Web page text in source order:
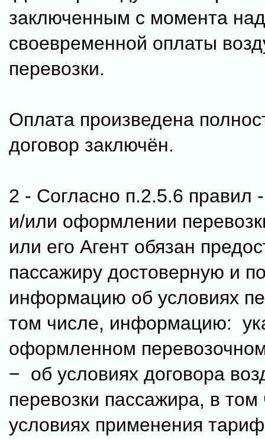
заключенным с момента
своевременной оплаты
перевозки.
Оплата произведена
договор заключён.
2 - Согласно п.2.5.6 правил
и/или оформлении
или его Агент обязан
пассажиру достоверную и
информацию об условиях
том числе, информацию:
оформленном
− об условиях договора
перевозки пассажира, в том
условиях применения